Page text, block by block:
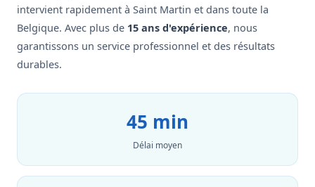
intervient rapidement à Saint Martin et dans toute la
Belgique. Avec plus de 15 ans d'expérience, nous
garantissons un service professionnel et des résultats
durables.
45 min
Délai moyen